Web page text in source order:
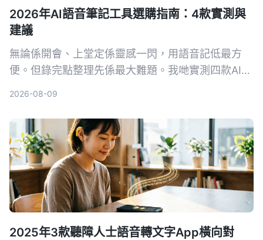
2026年AI語音筆記工具選購指南：4款實測與
建議
無論係開會、上堂定係靈感一閃，用語音記低最方
便。但錄完點整理先係最大難題。我哋實測四款AI語
知識。
2026-08-09
2025年3款聽障人士語音轉文字App橫向對